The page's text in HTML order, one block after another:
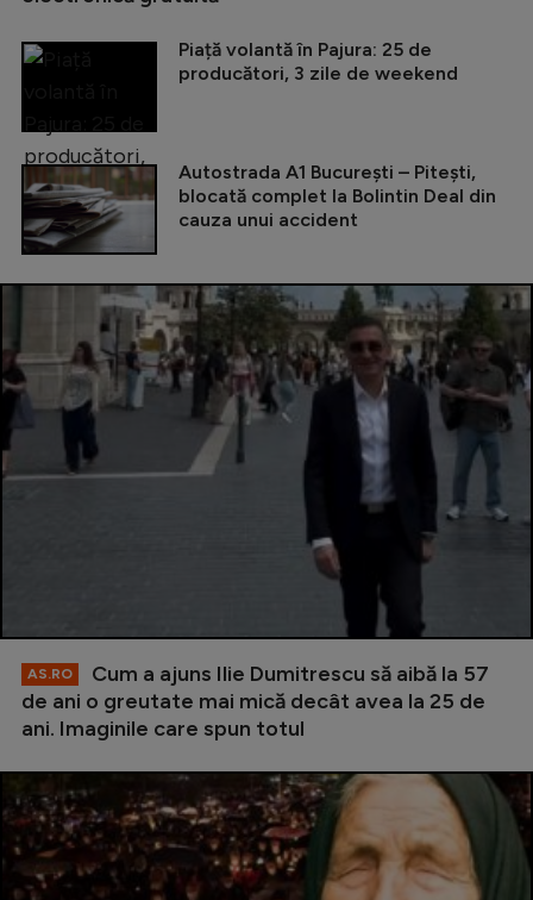
Piață volantă în Pajura: 25 de
producători, 3 zile de weekend
Autostrada A1 București – Pitești,
blocată complet la Bolintin Deal din
cauza unui accident
AS.RO
Cum a ajuns Ilie Dumitrescu să aibă la 57
de ani o greutate mai mică decât avea la 25 de
ani. Imaginile care spun totul